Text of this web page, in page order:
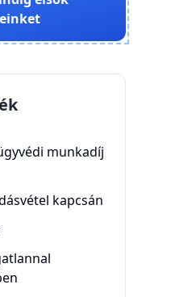
munkadíj
kapcsán